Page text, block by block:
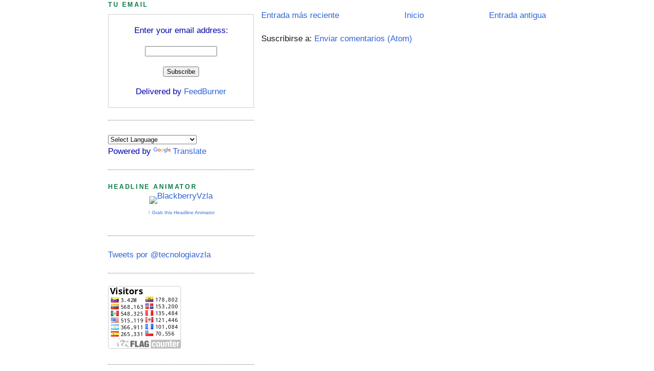
Entrada más reciente Entrada antigua
Inicio
Suscribirse a: Enviar comentarios (Atom)
TU EMAIL
Enter your email address:
Delivered by FeedBurner
Powered by Translate
HEADLINE ANIMATOR
↑ Grab this Headline Animator
Tweets por @tecnologiavzla